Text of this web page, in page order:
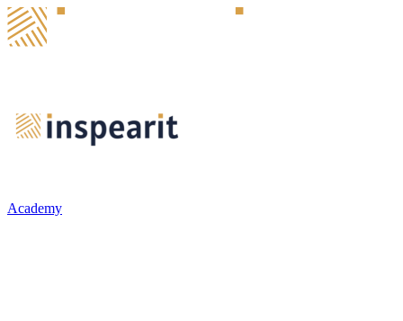
Academy